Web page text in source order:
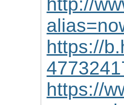
https://
https://